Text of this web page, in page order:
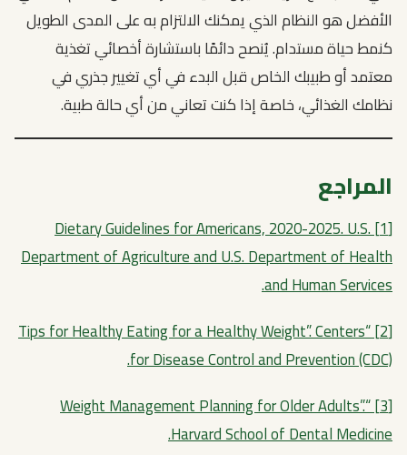
الأفضل هو النظام الذي يمكنك الالتزام به على المدى الطويل
كنمط حياة مستدام. يُنصح دائمًا باستشارة أخصائي تغذية
معتمد أو طبيبك الخاص قبل البدء في أي تغيير جذري في
نظامك الغذائي، خاصة إذا كنت تعاني من أي حالة طبية.
المراجع
[1] Dietary Guidelines for Americans, 2020-2025. U.S.
Department of Agriculture and U.S. Department of Health
and Human Services.
[2] “Tips for Healthy Eating for a Healthy Weight”. Centers
for Disease Control and Prevention (CDC).
[3] “Weight Management Planning for Older Adults”.
Harvard School of Dental Medicine.